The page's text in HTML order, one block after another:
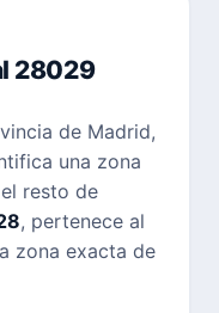
28029
de Madrid,
una zona
resto de
, pertenece al
zona exacta de